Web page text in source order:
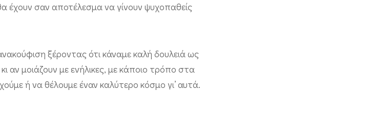
έχουν σαν αποτέλεσμα να γίνουν ψυχοπαθείς
ξέροντας ότι κάναμε καλή δουλειά ως
αν μοιάζουν με ενήλικες, με κάποιο τρόπο στα
ή να θέλουμε έναν καλύτερο κόσμο γι’ αυτά.